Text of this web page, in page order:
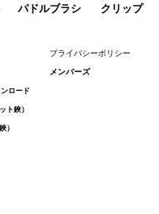
パドルブラシ クリップ
プライバシーポリシー
メンバーズ
ロード
ト鋏）
）